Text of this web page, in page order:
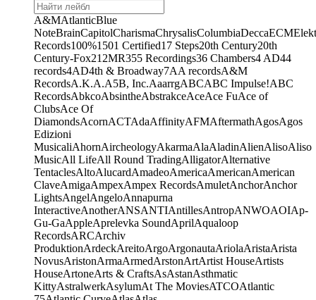
A&MAtlanticBlue
NoteBrainCapitolCharismaChrysalisColumbiaDeccaECM
Records100%1501 Certified17 Steps20th Century20th
Century-Fox21 2MR355 Recordings36 Chambers4 AD44
records4AD4th & Broadway7AA recordsA&M
RecordsA.K.A.A5B, Inc.AaarrgABCABC Impulse!ABC
RecordsAbkcoAbsintheAbstrakceAceAce FuAce of
ClubsAce Of
DiamondsAcornACTAdaAffinityAFMAftermathAgosAgos
Edizioni
MusicaliAhornAircheologyAkarmaAlaAladinAlienAlisoAliso
MusicAll LifeAll Round TradingAlligatorAlternative
TentaclesAltoAlucardAmadeoAmericaAmericanAmerican
ClaveAmigaAmpexAmpex RecordsAmuletAnchorAnchor
LightsAngelAngeloAnnapurna
InteractiveAnotherANSANTIAntillesAntropANWOAOIAp-
Gu-GaAppleAprelevka SoundAprilAqualoop
RecordsARCArchiv
ProduktionArdeckAreitoArgoArgonautaAriolaAristaArista
NovusAristonArmaArmedArstonArtArtist HouseArtists
HouseArtoneArts & CraftsAsAstanAsthmatic
KittyAstralwerkAsylumAt The MoviesATCOAtlantic